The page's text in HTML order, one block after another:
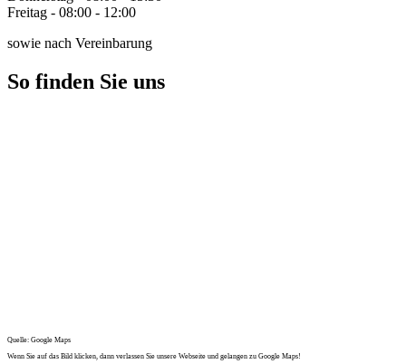
Freitag - 08:00 - 12:00
sowie nach Vereinbarung
So finden Sie uns
Quelle: Google Maps
Wenn Sie auf das Bild klicken, dann verlassen Sie unsere Webseite und gelangen zu Google Maps!